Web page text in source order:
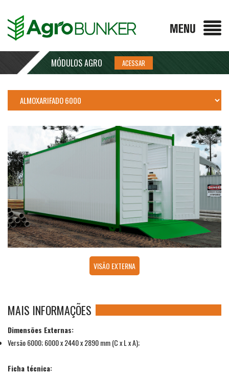
MÓDULOS AGRO
VISÃO EXTERNA
MAIS INFORMAÇÕES
Dimensões Externas:
Versão 6000; 6000 x 2440 x 2890 mm (C x L x A);
Ficha técnica: